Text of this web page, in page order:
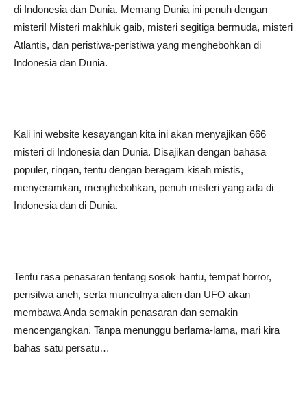
di Indonesia dan Dunia. Memang Dunia ini penuh dengan
misteri! Misteri makhluk gaib, misteri segitiga bermuda, misteri
Atlantis, dan peristiwa-peristiwa yang menghebohkan di
Indonesia dan Dunia.
Kali ini website kesayangan kita ini akan menyajikan 666
misteri di Indonesia dan Dunia. Disajikan dengan bahasa
populer, ringan, tentu dengan beragam kisah mistis,
menyeramkan, menghebohkan, penuh misteri yang ada di
Indonesia dan di Dunia.
Tentu rasa penasaran tentang sosok hantu, tempat horror,
perisitwa aneh, serta munculnya alien dan UFO akan
membawa Anda semakin penasaran dan semakin
mencengangkan. Tanpa menunggu berlama-lama, mari kira
bahas satu persatu…